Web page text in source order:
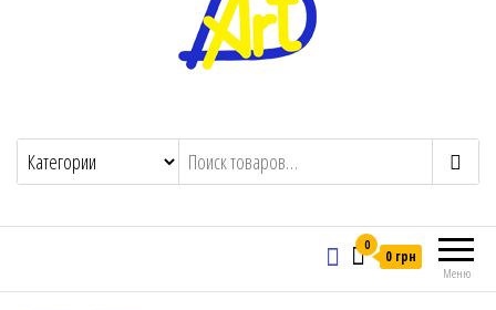
Меню
0
0 грн